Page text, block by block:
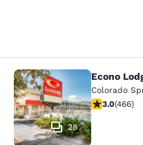
Econo Lodge
28
Econo
Colorado
calificación
3.0(466)